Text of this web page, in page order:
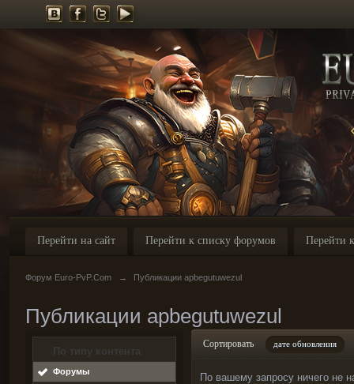
Перейти на сайт Перейти к списку форумов Перейти
Форум Euro-PvP.Com → Публикации apbegutuwezul
Публикации apbegutuwezul
По типу контента
Форумы
Сортировать дате обновления
По вашему запросу ничего не